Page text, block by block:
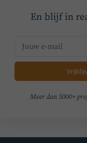
En blijf in
Meer dan 5000+